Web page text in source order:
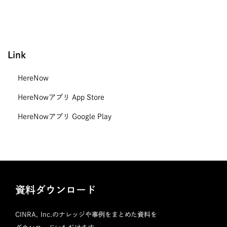
Link
HereNow
HereNowアプリ App Store
HereNowアプリ Google Play
資料ダウンロード
CINRA, Inc.のナレッジや事例をまとめた資料を